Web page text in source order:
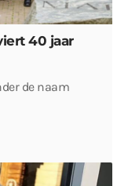
40 jaar
de naam